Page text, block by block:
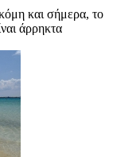
και σήμερα, το
άρρηκτα